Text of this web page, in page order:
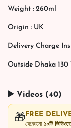
Weight : 260ml
Origin : UK
Delivery Charge
Outside Dhaka 130
▶️ Videos (40)
🎁FREE
যেকোনো ১০টি